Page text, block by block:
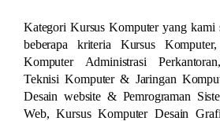
Kategori Kursus Komputer yang kami
beberapa kriteria Kursus
Komputer Administrasi
Teknisi Komputer & Jaringan
Desain website & Pemrograman
Web, Kursus Komputer Desain